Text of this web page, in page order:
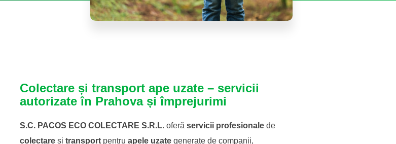
Colectare și transport ape uzate – servicii
autorizate în Prahova și împrejurimi
S.C. PACOS ECO COLECTARE S.R.L. oferă servicii profesionale de
colectare și transport pentru apele uzate generate de companii,